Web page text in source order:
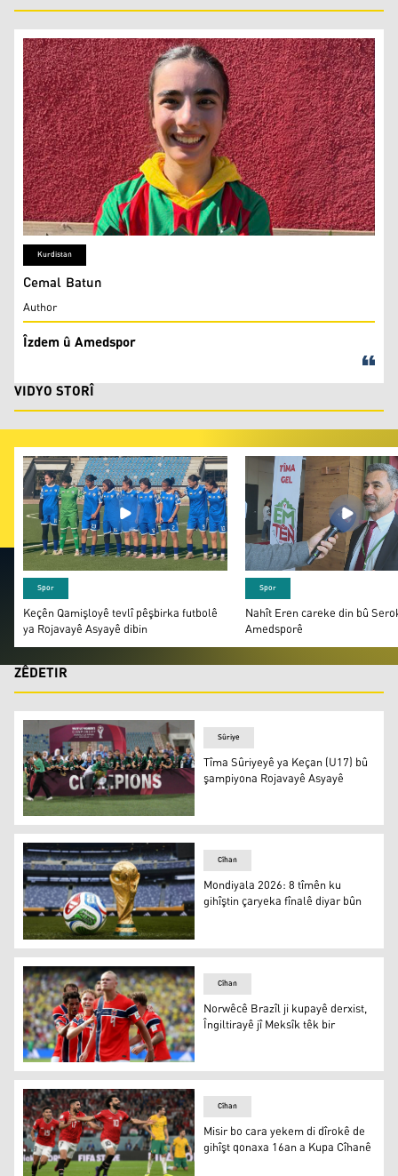
Cemal Batun
Author
Îzdem û Amedspor
Kurdistan
VIDYO STORÎ
Keçên Qamişloyê tevlî pêşbirka futbolê ya Rojavayê
Spor
Keçên Qamişloyê tevlî pêşbirka futbolê
ya Rojavayê Asyayê dibin
Nahît Eren careke din
Spor
Nahît Eren careke din bû
Amedsporê
ZÊDETIR
Sûriye
Tîma Sûriyeyê ya Keçan (U17) bû
şampiyona Rojavayê Asyayê
Cîhan
Mondiyala 2026: 8 tîmên ku
gihîştin çaryeka fînalê diyar bûn
Cîhan
Norwêcê Brazîl ji kupayê derxist,
Îngiltirayê jî Meksîk têk bir
Cîhan
Misir bo cara yekem di dîrokê de
gihîşt qonaxa 16an a Kupa Cîhanê